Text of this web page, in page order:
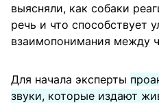
выясняли, как собаки
речь и что способствует
взаимопонимания между
Для начала эксперты
звуки, которые издают